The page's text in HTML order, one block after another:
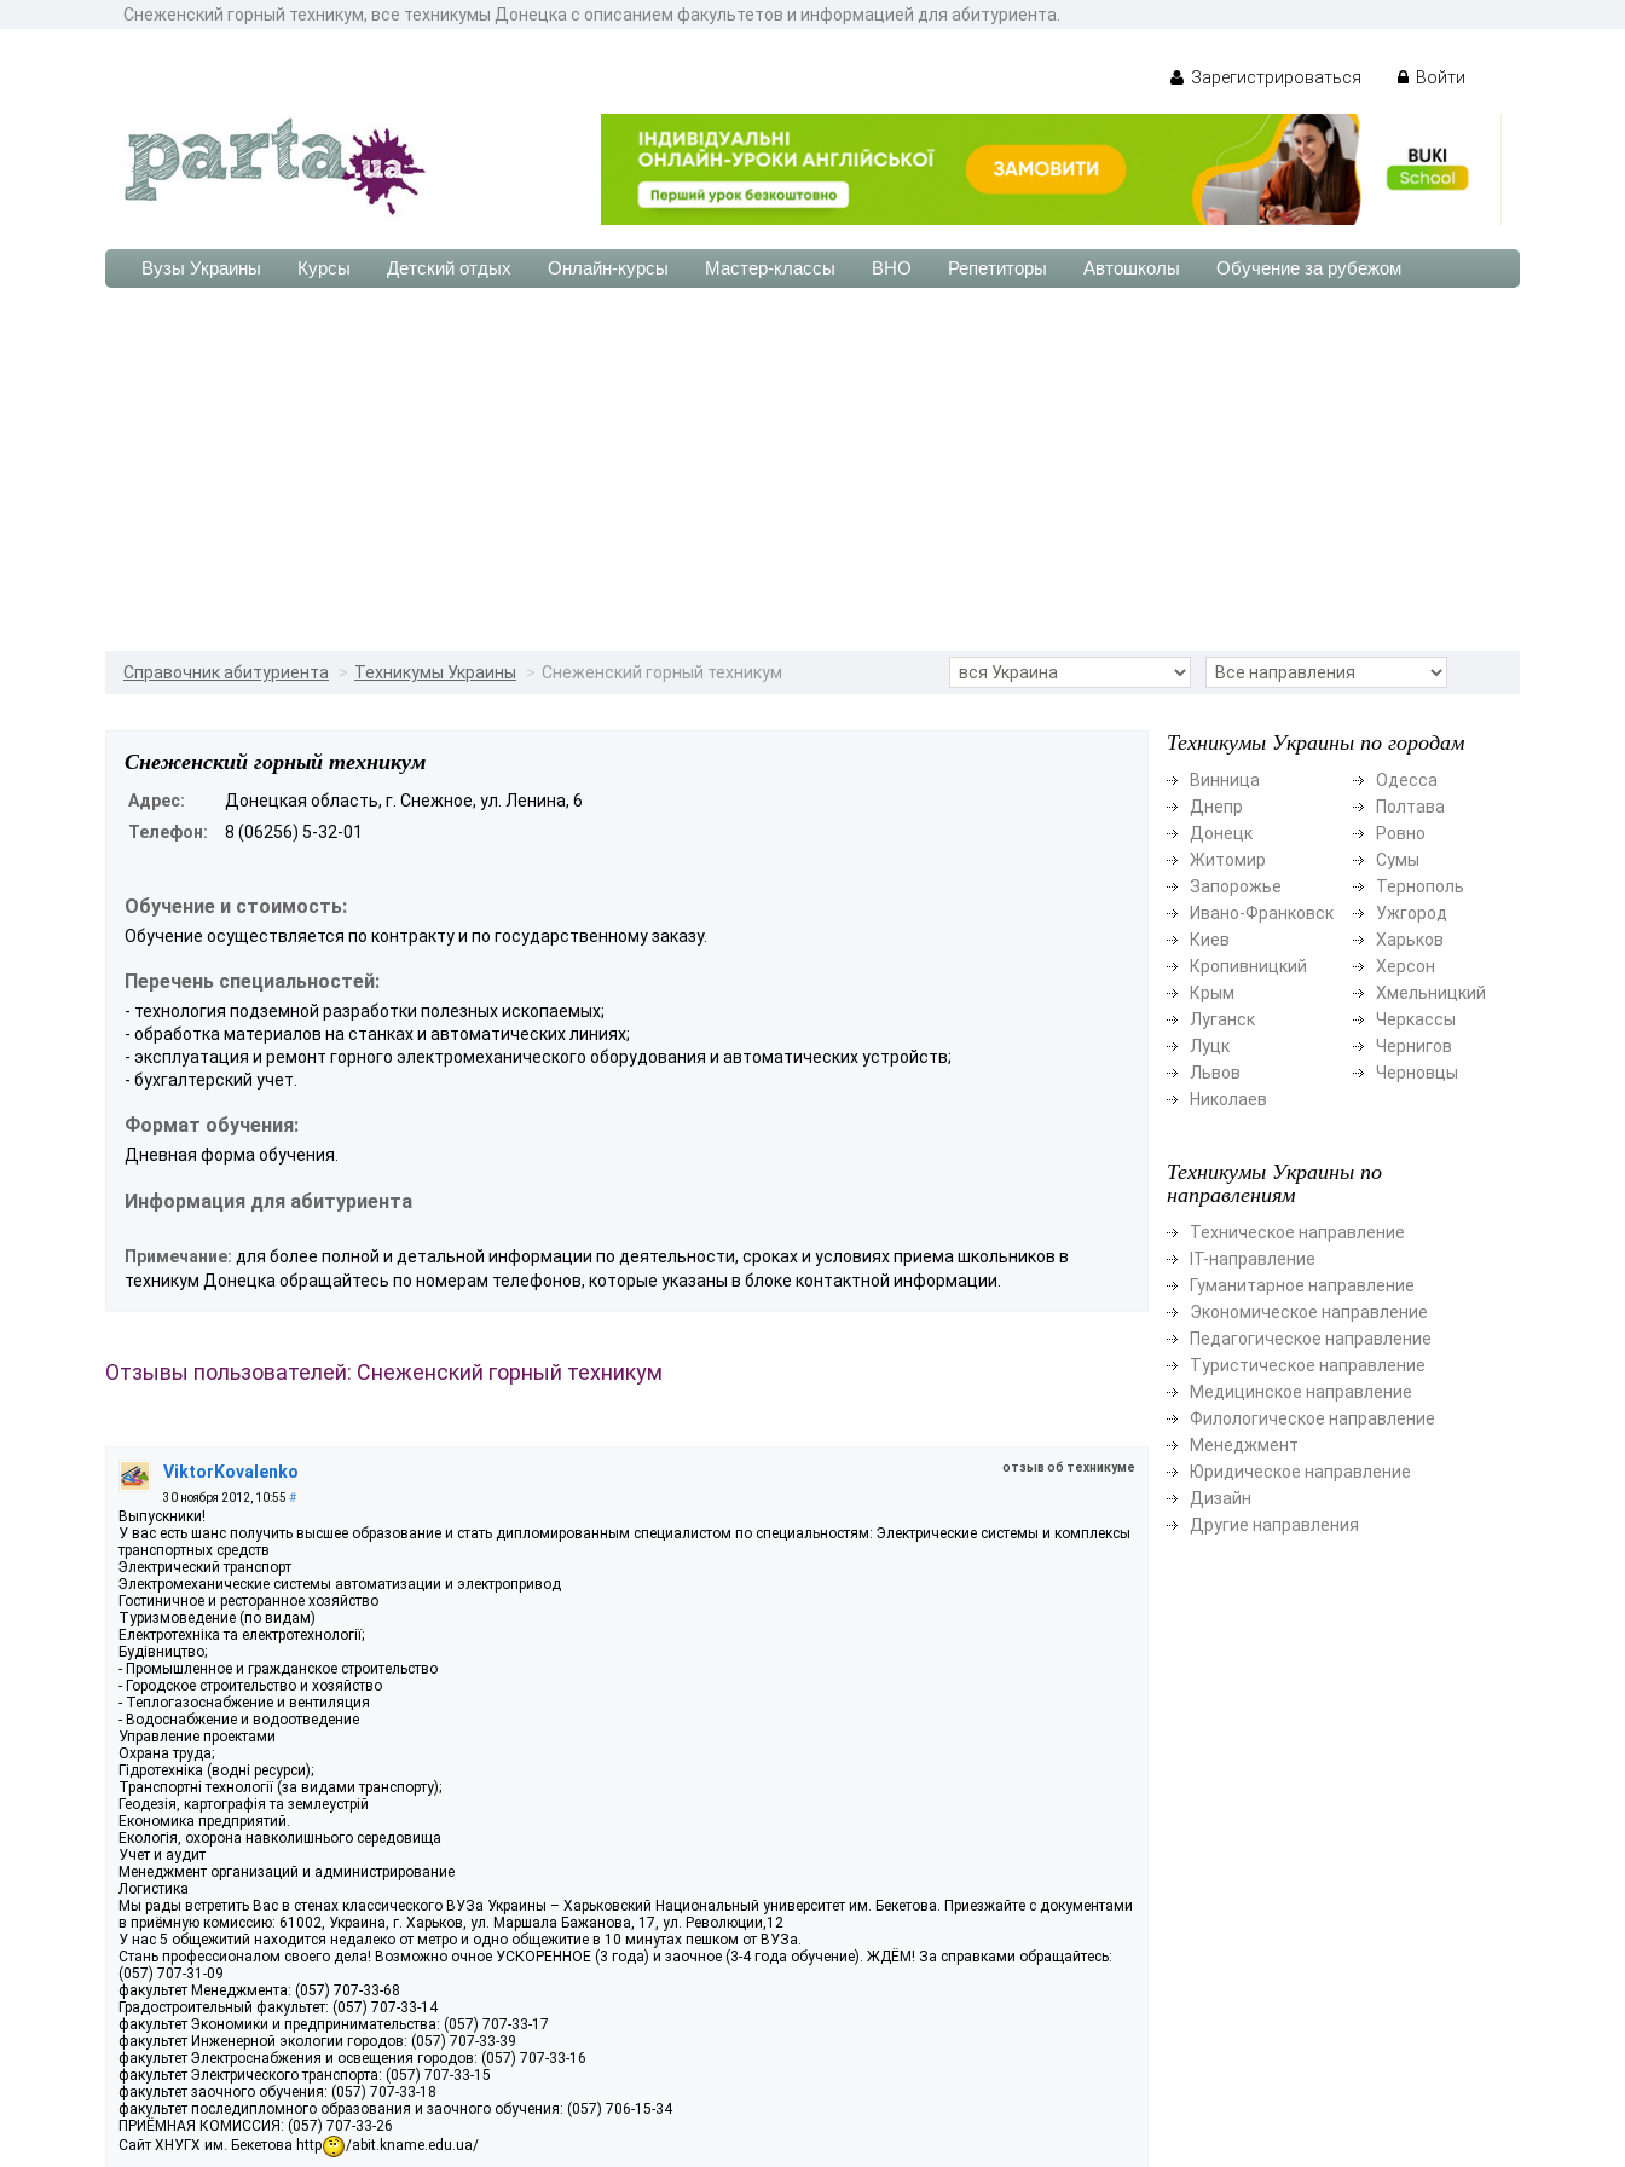
Снеженский горный техникум, все техникумы Донецка с описанием факультетов и информацией для абитуриента.
Зарегистрироваться Войти
Вузы Украины Курсы Детский отдых Онлайн-курсы Мастер-классы ВНО Репетиторы Автошколы Обучение за рубежом
Справочник абитуриента Техникумы Украины Снеженский горный техникум
Снеженский горный техникум
Адрес:
Донецкая область, г. Снежное, ул. Ленина, 6
Телефон:
8 (06256) 5-32-01
Обучение и стоимость:
Обучение осуществляется по контракту и по государственному заказу.
Перечень специальностей:
- технология подземной разработки полезных ископаемых;
- обработка материалов на станках и автоматических линиях;
- эксплуатация и ремонт горного электромеханического оборудования и автоматических устройств;
- бухгалтерский учет.
Формат обучения:
Дневная форма обучения.
Информация для абитуриента
Примечание: для более полной и детальной информации по деятельности, сроках и условиях приема школьников в
техникум Донецка обращайтесь по номерам телефонов, которые указаны в блоке контактной информации.
Отзывы пользователей: Снеженский горный техникум
отзыв об техникуме
ViktorKovalenko
30 ноября 2012, 10:55 #
Выпускники!
У вас есть шанс получить высшее образование и стать дипломированным специалистом по специальностям: Электрические системы и комплексы
транспортных средств
Электрический транспорт
Электромеханические системы автоматизации и электропривод
Гостиничное и ресторанное хозяйство
Туризмоведение (по видам)
Електротехніка та електротехнології;
Будівництво;
- Промышленное и гражданское строительство
- Городское строительство и хозяйство
- Теплогазоснабжение и вентиляция
- Водоснабжение и водоотведение
Управление проектами
Охрана труда;
Гідротехніка (водні ресурси);
Транспортні технології (за видами транспорту);
Геодезія, картографія та землеустрій
Економика предприятий.
Екологія, охорона навколишнього середовища
Учет и аудит
Менеджмент организаций и администрирование
Логистика
Мы рады встретить Вас в стенах классического ВУЗа Украины – Харьковский Национальный университет им. Бекетова. Приезжайте с документами
в приёмную комиссию: 61002, Украина, г. Харьков, ул. Маршала Бажанова, 17, ул. Революции,12
У нас 5 общежитий находится недалеко от метро и одно общежитие в 10 минутах пешком от ВУЗа.
Стань профессионалом своего дела! Возможно очное УСКОРЕННОЕ (3 года) и заочное (3-4 года обучение). ЖДЁМ! За справками обращайтесь:
(057) 707-31-09
факультет Менеджмента: (057) 707-33-68
Градостроительный факультет: (057) 707-33-14
факультет Экономики и предпринимательства: (057) 707-33-17
факультет Инженерной экологии городов: (057) 707-33-39
факультет Электроснабжения и освещения городов: (057) 707-33-16
факультет Электрического транспорта: (057) 707-33-15
факультет заочного обучения: (057) 707-33-18
факультет последипломного образования и заочного обучения: (057) 706-15-34
ПРИЁМНАЯ КОМИССИЯ: (057) 707-33-26
Сайт ХНУГХ им. Бекетова http
/abit.kname.edu.ua/
Техникумы Украины по городам
Винница
Днепр
Донецк
Житомир
Запорожье
Ивано-Франковск
Киев
Кропивницкий
Крым
Луганск
Луцк
Львов
Николаев
Одесса
Полтава
Ровно
Сумы
Тернополь
Ужгород
Харьков
Херсон
Хмельницкий
Черкассы
Чернигов
Черновцы
Техникумы Украины по
направлениям
Техническое направление
ІТ-направление
Гуманитарное направление
Экономическое направление
Педагогическое направление
Туристическое направление
Медицинское направление
Филологическое направление
Менеджмент
Юридическое направление
Дизайн
Другие направления